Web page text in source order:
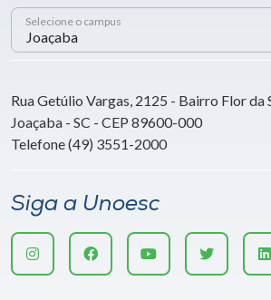
Selecione o campus
Rua Getúlio Vargas, 2125 - Bairro Flor da
Joaçaba - SC - CEP 89600-000
Telefone (49) 3551-2000
Siga a Unoesc